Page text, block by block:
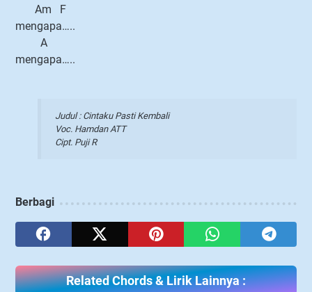
Am F
mengapa…..
A
mengapa…..
Judul : Cintaku Pasti Kembali
Voc. Hamdan ATT
Cipt. Puji R
Berbagi
Related Chords & Lirik Lainnya :